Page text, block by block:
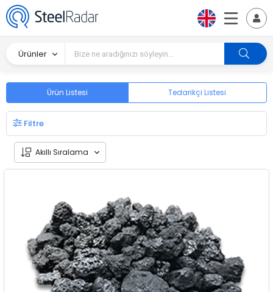
Ürünler
Ürün Listesi Tedarikçi Listesi
Filtre
Akıllı Sıralama